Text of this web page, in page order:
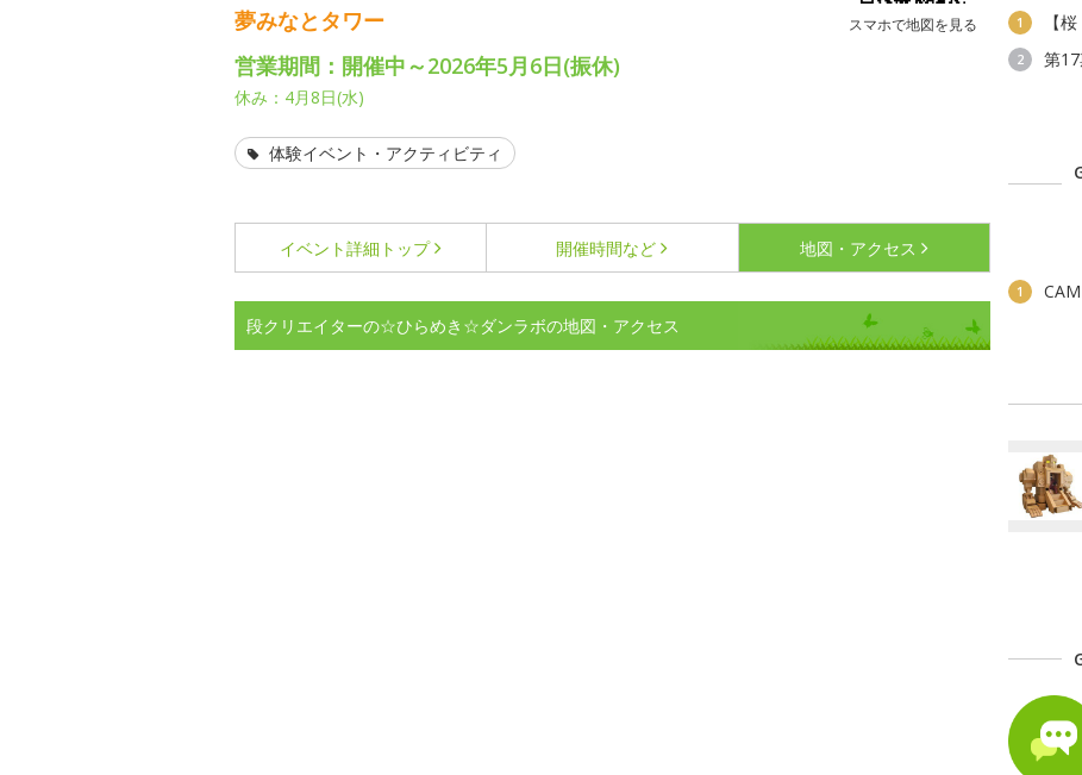
夢みなとタワー スマホで地図を見る
営業期間：開催中～2026年5月6日(振休)
休み：4月8日(水)
体験イベント・アクティビティ
イベント詳細 トップ 開催時間など 地図・アクセス
段クリエイターの☆ひらめき☆ダンラボの地図・アクセス
1 【
2
第
1